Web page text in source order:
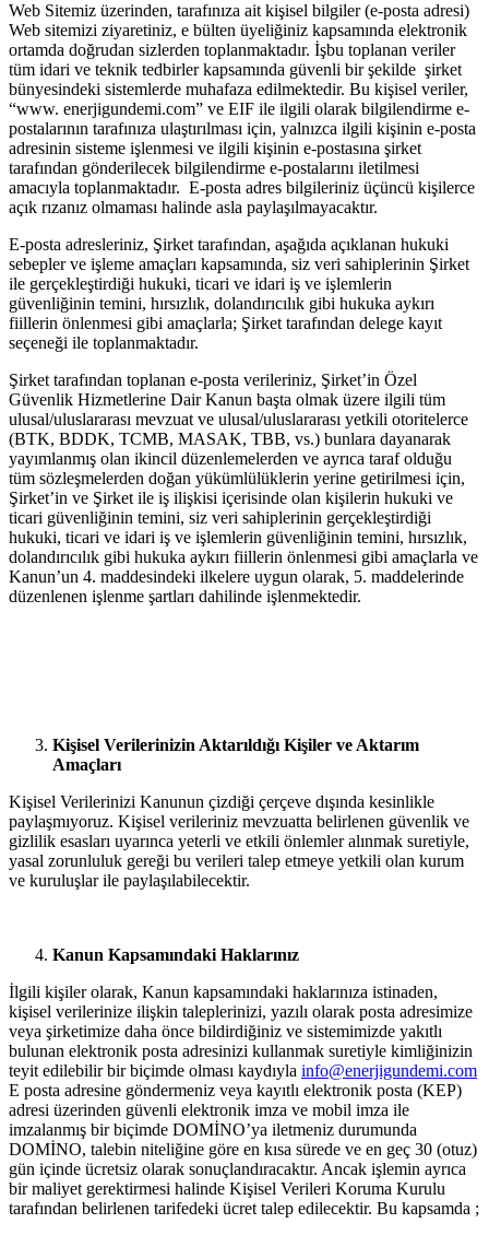
Web Sitemiz üzerinden, tarafınıza ait kişisel bilgiler (e-posta adresi)
Web sitemizi ziyaretiniz, e bülten üyeliğiniz kapsamında elektronik
ortamda doğrudan sizlerden toplanmaktadır. İşbu toplanan veriler
tüm idari ve teknik tedbirler kapsamında güvenli bir şekilde şirket
bünyesindeki sistemlerde muhafaza edilmektedir. Bu kişisel veriler,
“www. enerjigundemi.com” ve EIF ile ilgili olarak bilgilendirme e-
postalarının tarafınıza ulaştırılması için, yalnızca ilgili kişinin e-posta
adresinin sisteme işlenmesi ve ilgili kişinin e-postasına şirket
tarafından gönderilecek bilgilendirme e-postalarını iletilmesi
amacıyla toplanmaktadır. E-posta adres bilgileriniz üçüncü kişilerce
açık rızanız olmaması halinde asla paylaşılmayacaktır.
E-posta adresleriniz, Şirket tarafından, aşağıda açıklanan hukuki
sebepler ve işleme amaçları kapsamında, siz veri sahiplerinin Şirket
ile gerçekleştirdiği hukuki, ticari ve idari iş ve işlemlerin
güvenliğinin temini, hırsızlık, dolandırıcılık gibi hukuka aykırı
fiillerin önlenmesi gibi amaçlarla; Şirket tarafından delege kayıt
seçeneği ile toplanmaktadır.
Şirket tarafından toplanan e-posta verileriniz, Şirket’in Özel
Güvenlik Hizmetlerine Dair Kanun başta olmak üzere ilgili tüm
ulusal/uluslararası mevzuat ve ulusal/uluslararası yetkili otoritelerce
(BTK, BDDK, TCMB, MASAK, TBB, vs.) bunlara dayanarak
yayımlanmış olan ikincil düzenlemelerden ve ayrıca taraf olduğu
tüm sözleşmelerden doğan yükümlülüklerin yerine getirilmesi için,
Şirket’in ve Şirket ile iş ilişkisi içerisinde olan kişilerin hukuki ve
ticari güvenliğinin temini, siz veri sahiplerinin gerçekleştirdiği
hukuki, ticari ve idari iş ve işlemlerin güvenliğinin temini, hırsızlık,
dolandırıcılık gibi hukuka aykırı fiillerin önlenmesi gibi amaçlarla ve
Kanun’un 4. maddesindeki ilkelere uygun olarak, 5. maddelerinde
düzenlenen işlenme şartları dahilinde işlenmektedir.
Kişisel Verilerinizin Aktarıldığı Kişiler ve Aktarım
Amaçları
Kişisel Verilerinizi Kanunun çizdiği çerçeve dışında kesinlikle
paylaşmıyoruz. Kişisel verileriniz mevzuatta belirlenen güvenlik ve
gizlilik esasları uyarınca yeterli ve etkili önlemler alınmak suretiyle,
yasal zorunluluk gereği bu verileri talep etmeye yetkili olan kurum
ve kuruluşlar ile paylaşılabilecektir.
Kanun Kapsamındaki Haklarınız
İlgili kişiler olarak, Kanun kapsamındaki haklarınıza istinaden,
kişisel verilerinize ilişkin taleplerinizi, yazılı olarak posta adresimize
veya şirketimize daha önce bildirdiğiniz ve sistemimizde yakıtlı
bulunan elektronik posta adresinizi kullanmak suretiyle kimliğinizin
teyit edilebilir bir biçimde olması kaydıyla info@enerjigundemi.com
E posta adresine göndermeniz veya kayıtlı elektronik posta (KEP)
adresi üzerinden güvenli elektronik imza ve mobil imza ile
imzalanmış bir biçimde DOMİNO’ya iletmeniz durumunda
DOMİNO, talebin niteliğine göre en kısa sürede ve en geç 30 (otuz)
gün içinde ücretsiz olarak sonuçlandıracaktır. Ancak işlemin ayrıca
bir maliyet gerektirmesi halinde Kişisel Verileri Koruma Kurulu
tarafından belirlenen tarifedeki ücret talep edilecektir. Bu kapsamda ;